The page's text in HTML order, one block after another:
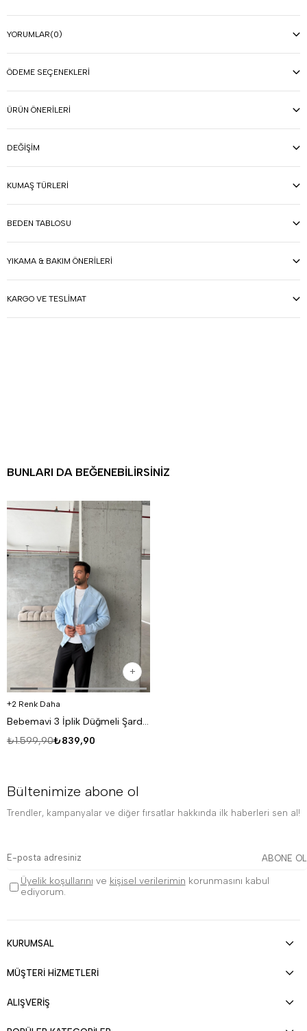
YORUMLAR(0)
ÖDEME SEÇENEKLERI
ÜRÜN ÖNERILERI
DEĞIŞIM
KUMAŞ TÜRLERI
BEDEN TABLOSU
YIKAMA & BAKIM ÖNERILERI
KARGO VE TESLIMAT
BUNLARI DA BEĞENEBILIRSINIZ
2 Renk Daha
Bebemavi 3 İplik Düğmeli Şardonlu DISORDER Baskılı Hırka VS
₺839,90
₺1.599,90
Bültenimize abone ol
Trendler, kampanyalar ve diğer fırsatlar hakkında ilk haberleri sen al!
ABONE OL
Üyelik koşullarını ve kişisel verilerimin korunmasını kabul
ediyorum.
KURUMSAL
MÜŞTERİ HİZMETLERİ
ALIŞVERİŞ